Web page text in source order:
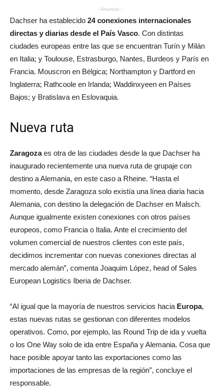
- Anuncio -
Dachser ha establecido 24 conexiones internacionales
directas y diarias desde el País Vasco. Con distintas
ciudades europeas entre las que se encuentran Turín y Milán
en Italia; y Toulouse, Estrasburgo, Nantes, Burdeos y París en
Francia. Mouscron en Bélgica; Northampton y Dartford en
Inglaterra; Rathcoole en Irlanda; Waddinxyeen en Países
Bajos; y Bratislava en Eslovaquia.
Nueva ruta
Zaragozaes otra de las ciudades desde la que Dachser ha
inaugurado recientemente una nueva ruta de grupaje con
destino a Alemania, en este caso a Rheine. “Hasta el
momento, desde Zaragoza solo existía una línea diaria hacia
Alemania, con destino la delegación de Dachser en Malsch.
Aunque igualmente existen conexiones con otros países
europeos, como Francia o Italia. Ante el crecimiento del
volumen comercial de nuestros clientes con este país,
decidimos incrementar con nuevas conexiones directas al
mercado alemán”, comenta Joaquim López, head of Sales
European Logistics Iberia de Dachser.
“Al igual que la mayoría de nuestros servicios hacia Europa,
estas nuevas rutas se gestionan con diferentes modelos
operativos. Como, por ejemplo, las Round Trip de ida y vuelta
o los One Way solo de ida entre España y Alemania. Cosa que
hace posible apoyar tanto las exportaciones como las
importaciones de las empresas de la región”, concluye el
responsable.